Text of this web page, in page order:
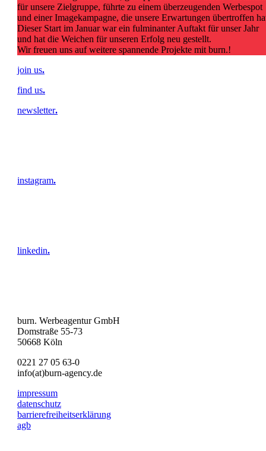
für unsere Zielgruppe, führte zu einem überzeugenden Werbespot
und einer Imagekampagne, die unsere Erwartungen übertroffen
Dieser Start im Januar war ein fulminanter Auftakt für unser Jahr
und hat die Weichen für unseren Erfolg neu gestellt.
Wir freuen uns auf weitere spannende Projekte mit burn.!
join us.
find us.
newsletter.
instagram.
linkedin.
burn. Werbeagentur GmbH
Domstraße 55-73
50668 Köln
0221 27 05 63-0
info(at)burn-agency.de
impressum
datenschutz
barrierefreiheitserklärung
agb